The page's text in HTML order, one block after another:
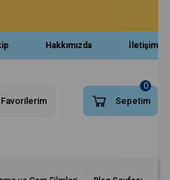
Hakkımızda İletişim
Sepetim
0
Favorilerim